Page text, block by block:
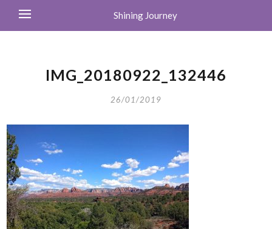
Shining Journey
IMG_20180922_132446
26/01/2019